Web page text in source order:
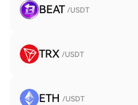
BEAT /USDT
TRX /USDT
ETH /USDT